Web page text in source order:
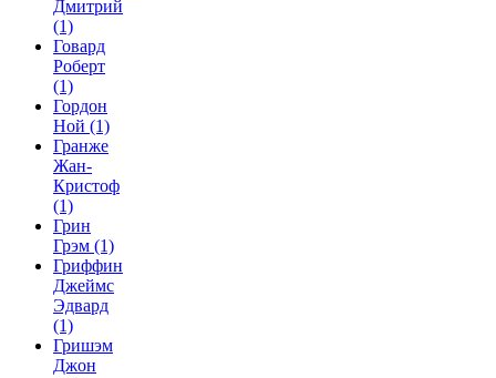
Дмитрий
(1)
Говард
Роберт
(1)
Гордон
Ной (1)
Гранже
Жан-
Кристоф
(1)
Грин
Грэм (1)
Гриффин
Джеймс
Эдвард
(1)
Гришэм
Джон